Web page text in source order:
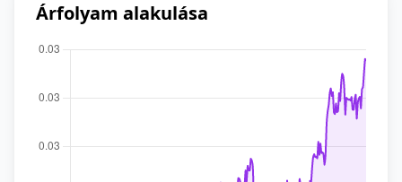
Árfolyam alakulása